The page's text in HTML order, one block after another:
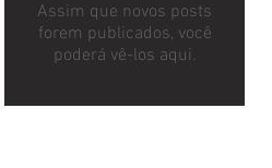
Assim que novos posts
forem publicados, você
poderá vê-los aqui.